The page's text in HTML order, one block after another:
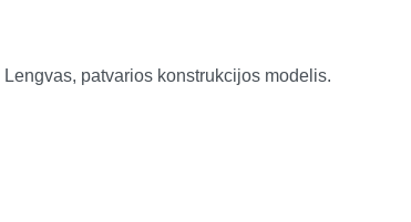
patvarios konstrukcijos modelis.